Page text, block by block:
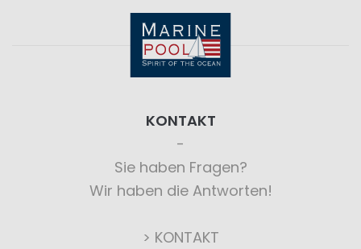
KONTAKT
Sie haben Fragen?
Wir haben die Antworten!
> KONTAKT